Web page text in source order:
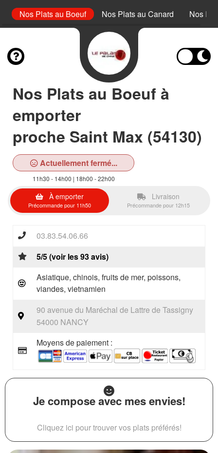
Nos Plats au Boeuf Nos Plats au Canard Nos
Nos Plats au Boeuf à
emporter
proche Saint Max (54130)
Actuellement fermé...
11h30 - 14h00 | 18h00 - 22h00
À emporter
Précommande pour 11h50
Livraison
Précommande pour 12h15
03.83.54.06.66
5/5 (voir les 93 avis)
Asiatique, chinois, fruits de mer, poissons,
viandes, vietnamien
90 avenue du Maréchal de Lattre de Tassigny
54000 NANCY
Moyens de paiement :
Je compose avec mes envies!
Cliquez ici pour trouver vos plats préférés!